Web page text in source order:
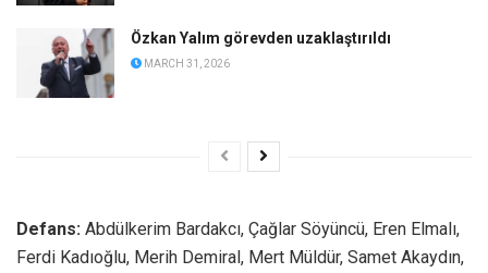
Özkan Yalım görevden uzaklaştırıldı
MARCH 31, 2026
Defans: Abdülkerim Bardakcı, Çağlar Söyüncü, Eren Elmalı,
Ferdi Kadıoğlu, Merih Demiral, Mert Müldür, Samet Akaydın,